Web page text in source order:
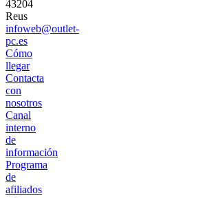
43204
Reus
infoweb@outlet-
pc.es
Cómo
llegar
Contacta
con
nosotros
Canal
interno
de
información
Programa
de
afiliados